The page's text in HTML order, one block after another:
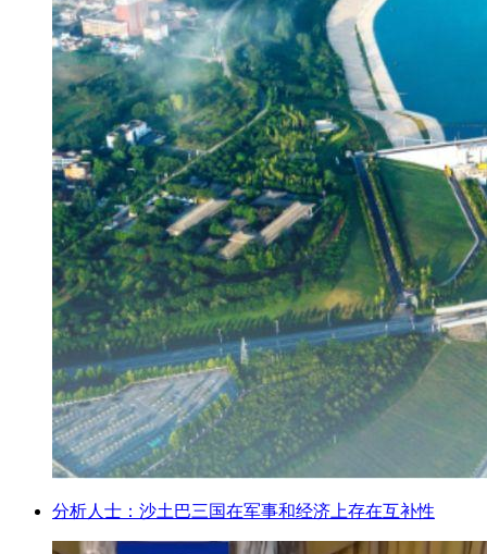
分析人士：沙土巴三国在军事和经济上存在互补性